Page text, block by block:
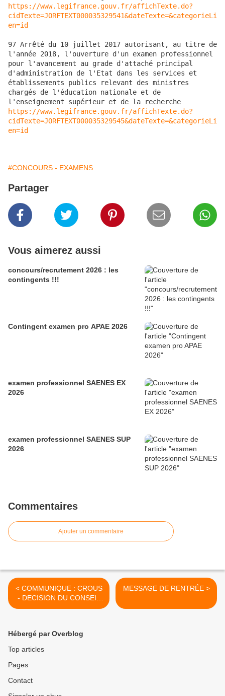
https://www.legifrance.gouv.fr/affichTexte.do?
cidTexte=JORFTEXT000035329541&dateTexte=&categorieLi
en=id
97 Arrêté du 10 juillet 2017 autorisant, au titre de
l'année 2018, l'ouverture d'un examen professionnel
pour l'avancement au grade d'attaché principal
d'administration de l'Etat dans les services et
établissements publics relevant des ministres
chargés de l'éducation nationale et de
https://www.legifrance.gouv.fr/affichTexte.do?
cidTexte=JORFTEXT000035329545&dateTexte=&categorieLi
en=id
#CONCOURS - EXAMENS
Partager
Vous aimerez aussi
concours/recrutement 2026 : les
contingents !!!
Contingent examen pro APAE 2026
examen professionnel SAENES EX
2026
examen professionnel SAENES SUP
2026
Commentaires
Ajouter un commentaire
< COMMUNIQUE : CROUS
- DECISION DU CONSEIL
D'ETAT
MESSAGE DE RENTRÉE >
Hébergé par Overblog
Top articles
Pages
Contact